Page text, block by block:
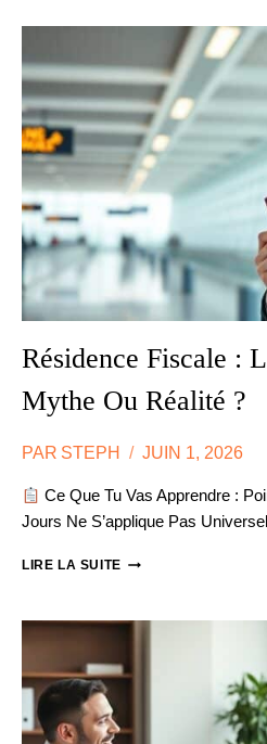
SÉMINAIRE
LES
MENTIONS
OBLIGATOIRES
Résidence Fiscale :
Mythe Ou Réalité ?
PAR STEPH JUIN 1, 2026
Ce Que Tu Vas Apprendre :
Jours Ne S’applique Pas
LIRE LA SUITERÉSIDENCE
LES
JOURS,
RÉALITÉ